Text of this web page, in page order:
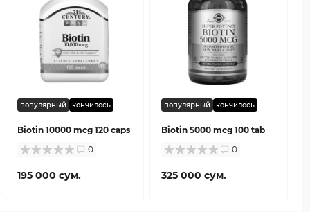
популярный кончилось
Biotin 10000 mcg 120 caps
0
195 000 сум.
популярный кончилось
Biotin 5000 mcg 100 tab
0
325 000 сум.